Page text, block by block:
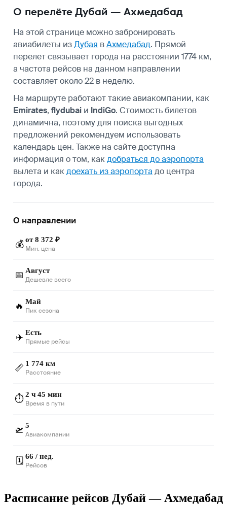
О перелёте Дубай — Ахмедабад
На этой странице можно забронировать
авиабилеты изДубая вАхмедабад. Прямой
перелет связывает города на расстоянии 1774 км,
а частота рейсов на данном направлении
составляет около 22 в неделю.
На маршруте работают такие авиакомпании, как
Emirates, flydubai и IndiGo. Стоимость билетов
динамична, поэтому для поиска выгодных
предложений рекомендуем использовать
календарь цен. Также на сайте доступна
информация о том, какдобраться до аэропорта
вылета и какдоехать из аэропорта до центра
города.
О направлении
💰 от 8 372 ₽
Мин. цена
📅 Август
Дешевле всего
🔥 Май
Пик сезона
✈️ Есть
Прямые рейсы
📏 1 774 км
Расстояние
⏱️2 ч 45 мин
Время в пути
🛫 5
Авиакомпании
🗓️ 66 / нед.
Рейсов
Расписание рейсов Дубай — Ахмедабад